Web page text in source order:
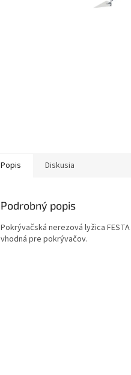
Popis Diskusia
Podrobný popis
Pokrývačská nerezová lyžica
vhodná pre pokrývačov.